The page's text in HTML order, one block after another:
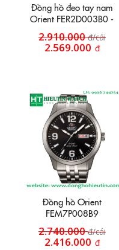
Đồng hồ đeo tay nam
Orient FER2D003B0 -
Đồng hồ tự động mặt đen
2.910.000đ/cái
2.569.000 đ
Đồng hồ Orient
FEM7P008B9
2.740.000đ/cái
2.416.000 đ